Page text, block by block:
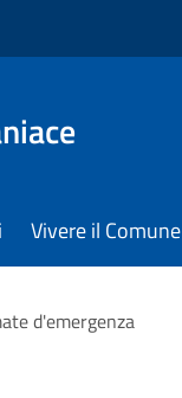
Vivere il Comune
d'emergenza